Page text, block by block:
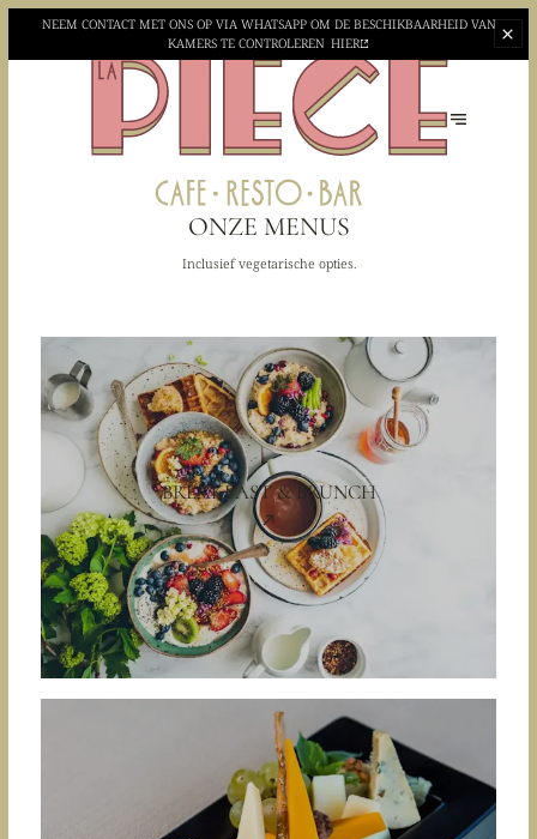
NEEM CONTACT MET ONS OP VIA WHATSAPP OM DE BESCHIKBAARHEID VAN
KAMERS TE CONTROLEREN HIER
ONZE MENUS
Inclusief vegetarische opties.
BREAKFAST & BRUNCH